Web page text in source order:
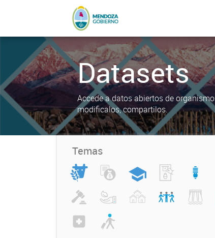
Datasets
Accede a datos abiertos de
modificalos, compartilos.
Temas